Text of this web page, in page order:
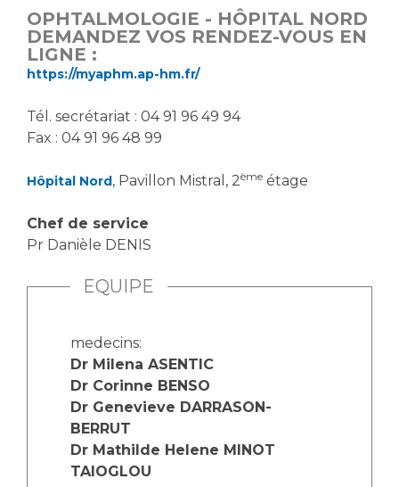
Vous allez être hospitalisé(e)
Vous avez un examen d'imagerie ou de radiologie
à réaliser
Vous avez une analyse à réaliser
myaphm, votre espace santé en ligne
Vivre ensemble à l'hôpital
Laïcité et cultes
Livret d'accueil
Salon des familles
Transports sanitaires
Vos droits, vos devoirs
Emplois administratifs
Emplois médicaux
Espace Formation
Emplois techniques et médico-techniques
Emplois socio-éducatifs
Stages paramédicaux
Chercheurs
La recherche clinique à l'AP-HM
Les structures de recherche
Écoles et Instituts de Formation
OPHTALMOLOGIE - HÔPITAL NORD
DEMANDEZ VOS RENDEZ-VOUS EN
LIGNE :
https://myaphm.ap-hm.fr/
Tél. secrétariat : 04 91 96 49 94
Fax : 04 91 96 48 99
Hôpital Nord, Pavillon Mistral, 2ème étage
Chef de service
Pr Danièle DENIS
EQUIPE
medecins:
Dr Milena ASENTIC
Dr Corinne BENSO
Dr Genevieve DARRASON-
BERRUT
Dr Mathilde Helene MINOT
TAIOGLOU